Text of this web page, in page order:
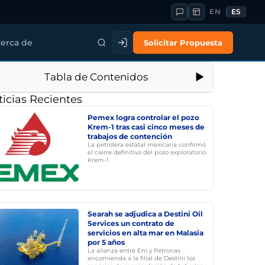
EN ES
de Solicitar Propuesta
Tabla de Contenidos
Recientes
Pemex logra controlar el pozo
Krem-1 tras casi cinco meses de
trabajos de contención
La petrolera estatal mexicana confirmó
el cierre definitivo del pozo exploratorio
Krem-1
Searah se adjudica a Destini Oil
Services un contrato de
servicios en alta mar en Malasia
por 5 años
La alianza entre Eni y Petronas
encomienda a la filial de Destini los